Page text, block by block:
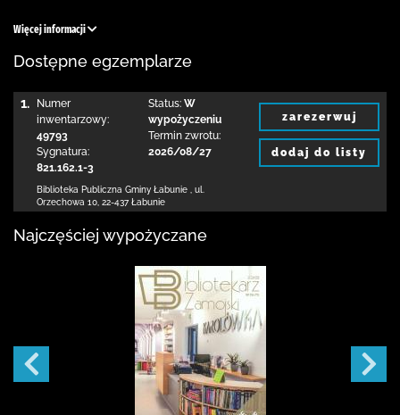
Więcej informacji
Dostępne egzemplarze
1.
Numer
inwentarzowy:
49793
Sygnatura:
821.162.1-3
Status: W
wypożyczeniu
Termin zwrotu:
2026/08/27
Biblioteka Publiczna Gminy Łabunie
ul.
Orzechowa 10 22-437 Łabunie
zarezerwuj
dodaj do listy
Najczęściej wypożyczane